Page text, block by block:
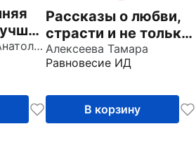
Вервицкая Елена Анатольевна
Рассказы о любви,
страсти и не только
(CDmp3)
Алексеева Тамара
Равновесие ИД
В корзину